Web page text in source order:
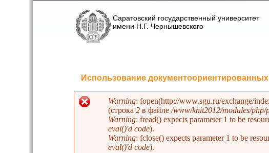
Саратовский государственный университет
имени Н.Г. Чернышевского
Использование
Сообщение об ошибке
Warning: fopen(http://www.sgu.ru/exchange/
(строка 2 в файле/www/knit2012/modules/
Warning: fread() expects parameter 1 to be
eval()'d code).
Warning: fclose() expects parameter 1 to be
eval()'d code).